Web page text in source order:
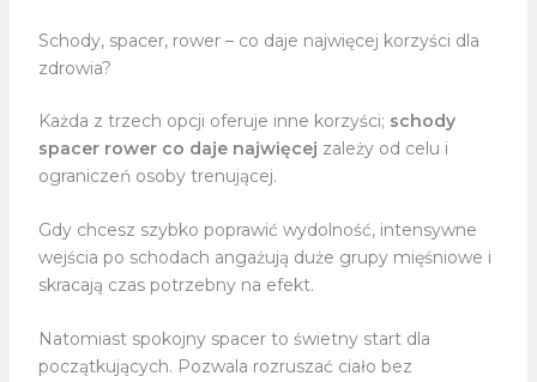
Schody, spacer, rower – co daje najwięcej korzyści dla
zdrowia?
Każda z trzech opcji oferuje inne korzyści; schody
spacer rower co daje najwięcej zależy od celu i
ograniczeń osoby trenującej.
Gdy chcesz szybko poprawić wydolność, intensywne
wejścia po schodach angażują duże grupy mięśniowe i
skracają czas potrzebny na efekt.
Natomiast spokojny spacer to świetny start dla
początkujących. Pozwala rozruszać ciało bez